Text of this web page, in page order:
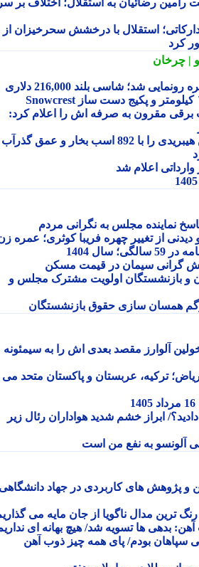
رضائیان به استقلال؛ اختلاف بر سر
استقلال با درخشش سحرخیزان از
یانگ وانگ U8L چهار نفره رونمایی شد؛ شاسی بلند 216,000 دلاری
مقرون به صرفه اش را اعلام کرد:
چری جتور F700 پلاگین هیبریدی را با 892 اسب بخار و عمق گذرآب
اعلام شد
مجلس به نگرانی مردم
از تغییر چهره فریبا کوثری؛ عمره زن
1404
سیمان در قیمت مسکن
اولویت مشترک مجلس و
همسان سازی حقوق بازنشستگان
آلوارز مقصد بعدی اش را به سیمئونه
ترکیه، عربستان و پاکستان متحد می
ابراز خشم شدید هواداران رئال زیر
به نفع من است
های کاربردی در جهاد دانشگاهی
مدال ناگویا از جان مایه می گذاریم
ها تسویه شد/ هیچ بهانه ای نداریم
بودم/ پای همه چیز ذوب آهن